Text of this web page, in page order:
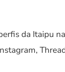
da Itaipu